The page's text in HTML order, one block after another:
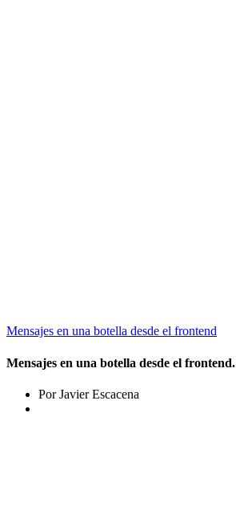
Mensajes en una botella desde el frontend
Mensajes en una botella desde el frontend.
Por Javier Escacena